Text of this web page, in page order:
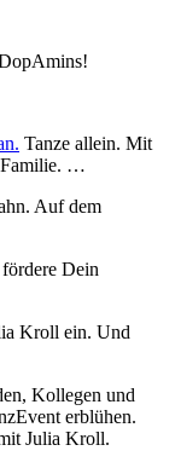
Tanze allein. Mit
Familie. …
Auf dem
Dein
Kroll ein. Und
Kollegen und
erblühen.
Julia Kroll.